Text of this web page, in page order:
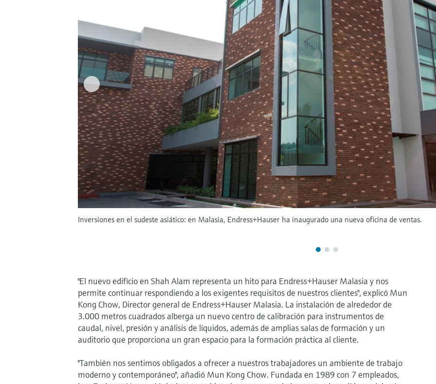
Inversiones en el sudeste asiático: en Malasia, Endress+Hauser ha inaugurado una nueva oficina de ventas.
"El nuevo edificio en Shah Alam representa un hito para Endress+Hauser Malasia y nos
permite continuar respondiendo a los exigentes requisitos de nuestros clientes", explicó Mun
Kong Chow, Director general de Endress+Hauser Malasia. La instalación de alrededor de
3.000 metros cuadrados alberga un nuevo centro de calibración para instrumentos de
caudal, nivel, presión y análisis de líquidos, además de amplias salas de formación y un
auditorio que proporciona un gran espacio para la formación práctica al cliente.
"También nos sentimos obligados a ofrecer a nuestros trabajadores un ambiente de trabajo
moderno y contemporáneo", añadió Mun Kong Chow. Fundada en 1989 con 7 empleados,